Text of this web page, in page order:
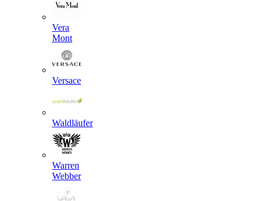
Vera
Mont
Versace
Waldläufer
Warren
Webber